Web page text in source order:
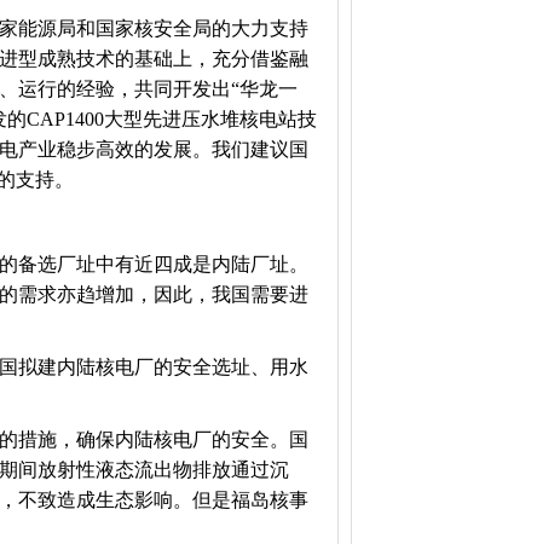
源局和国家核安全局的大力支持
型成熟技术的基础上，充分借鉴融
运行的经验，共同开发出“华龙一
CAP1400大型先进压水堆核电站技
产业稳步高效的发展。我们建议国
支持。
选厂址中有近四成是内陆厂址。
需求亦趋增加，因此，我国需要进
建内陆核电厂的安全选址、用水
施，确保内陆核电厂的安全。国
间放射性液态流出物排放通过沉
不致造成生态影响。但是福岛核事